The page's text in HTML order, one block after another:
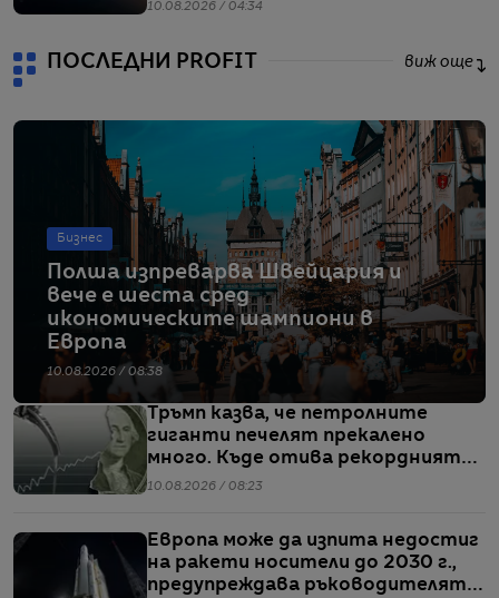
10.08.2026 / 04:34
ПОСЛЕДНИ PROFIT виж още
Бизнес
Полша изпреварва Швейцария и
вече е шеста сред
икономическите шампиони в
Европа
10.08.2026 / 08:38
Тръмп казва, че петролните
гиганти печелят прекалено
много. Къде отива рекордният
им кеш?
10.08.2026 / 08:23
Европа може да изпита недостиг
на ракети носители до 2030 г.,
предупреждава ръководителят